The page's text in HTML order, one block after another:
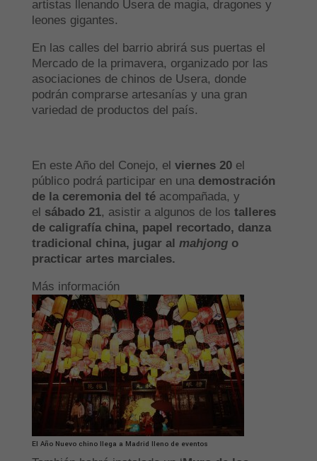
artistas llenando Usera de magia, dragones y
leones gigantes.
En las calles del barrio abrirá sus puertas el
Mercado de la primavera, organizado por las
asociaciones de chinos de Usera, donde
podrán comprarse artesanías y una gran
variedad de productos del país.
En este Año del Conejo, el viernes 20el
público podrá participar en una demostración
de la ceremonia del té acompañada, y
el sábado 21, asistir a algunos de los talleres
de caligrafía china, papel recortado, danza
tradicional china, jugar al mahjongo
practicar artes marciales.
Más información
El Año Nuevo chino llega a Madrid lleno de eventos